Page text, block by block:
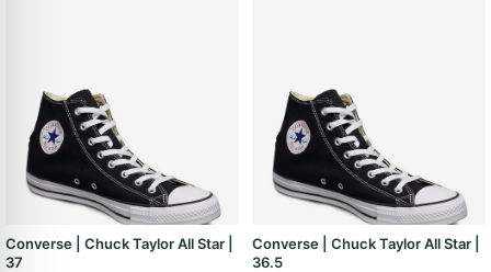
Converse | Chuck Taylor All Star |
37
Converse | Chuck Taylor All Star |
36.5